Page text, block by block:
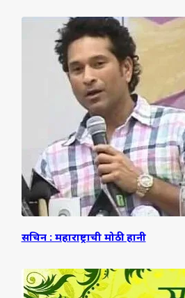
सचिन : महाराष्ट्राची मोठी हानी